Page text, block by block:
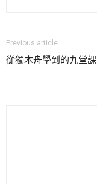
Previous article
從獨木舟學到的九堂課